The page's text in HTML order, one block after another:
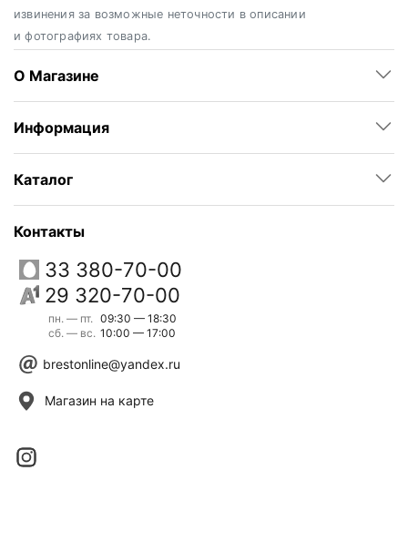
извинения за возможные неточности в описании
и фотографиях товара.
О Магазине
Информация
Каталог
Контакты
33 380-70-00
29 320-70-00
пн. — пт.
сб. — вс.
09:30 — 18:30
10:00 — 17:00
brestonline@yandex.ru
Магазин на карте